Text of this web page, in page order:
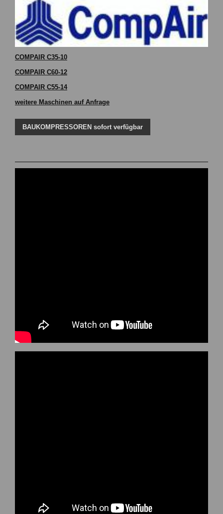
COMPAIR C35-10
COMPAIR C60-12
COMPAIR C55-14
weitere Maschinen auf Anfrage
BAUKOMPRESSOREN sofort verfügbar